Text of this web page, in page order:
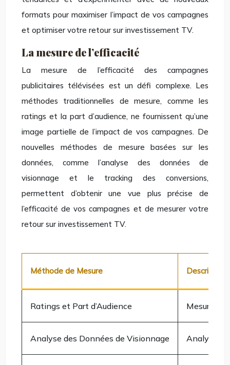
formats pour maximiser l’impact de vos campagnes
et optimiser votre retour sur investissement TV.
La mesure de l’efficacité
La mesure de l’efficacité des campagnes
publicitaires télévisées est un défi complexe. Les
méthodes traditionnelles de mesure, comme les
ratings et la part d’audience, ne fournissent qu’une
image partielle de l’impact de vos campagnes. De
nouvelles méthodes de mesure basées sur les
données, comme l’analyse des données de
visionnage et le tracking des conversions,
permettent d’obtenir une vue plus précise de
l’efficacité de vos campagnes et de mesurer votre
retour sur investissement TV.
Méthode de Mesure Description
Ratings et Part d’Audience Mesure le
Analyse des Données de Visionnage Analyse